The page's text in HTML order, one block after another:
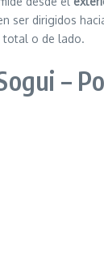
ser dirigidos
total o de lado.
–